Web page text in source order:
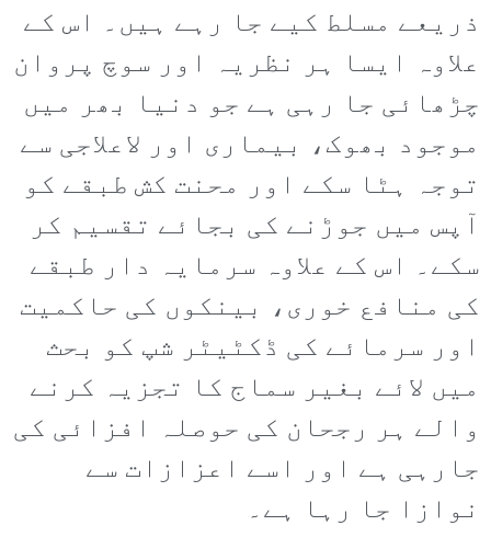
ذریعے مسلط کیے جا رہے ہیں۔ اس کے
علاوہ ایسا ہر نظریہ اور سوچ پروان
چڑھائی جا رہی ہے جو دنیا بھر میں
موجود بھوک، بیماری اور لاعلاجی سے
توجہ ہٹا سکے اور محنت کش طبقے کو
آپس میں جوڑنے کی بجائے تقسیم کر
سکے۔ اس کے علاوہ سرمایہ دار طبقے
کی منافع خوری، بینکوں کی حاکمیت
اور سرمائے کی ڈکٹیٹر شپ کو بحث
میں لائے بغیر سماج کا تجزیہ کرنے
والے ہر رجحان کی حوصلہ افزائی کی
جارہی ہے اور اسے اعزازات سے
نوازا جا رہا ہے۔